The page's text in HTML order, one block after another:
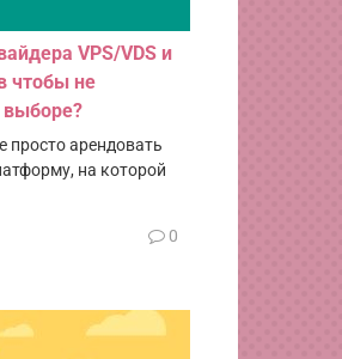
VPS/VDS и
чтобы не
просто арендовать
на которой
0